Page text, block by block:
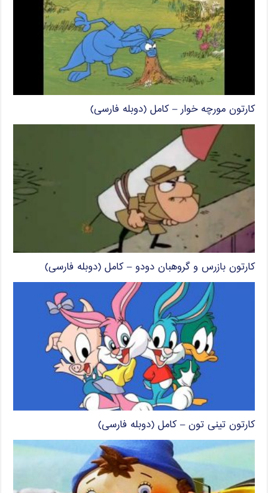
کارتون مورچه خوار – کامل (دوبله فارسی)
کارتون بازرس و گروهبان دودو – کامل (دوبله فارسی)
کارتون تینی تون – کامل (دوبله فارسی)